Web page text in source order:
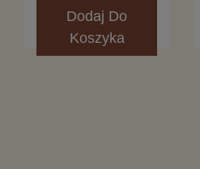
Dodaj Do
Koszyka